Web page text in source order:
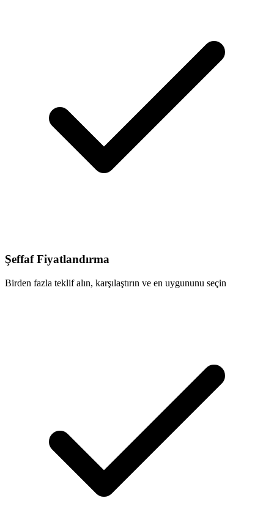
Şeffaf Fiyatlandırma
Birden fazla teklif alın, karşılaştırın ve en uygununu seçin